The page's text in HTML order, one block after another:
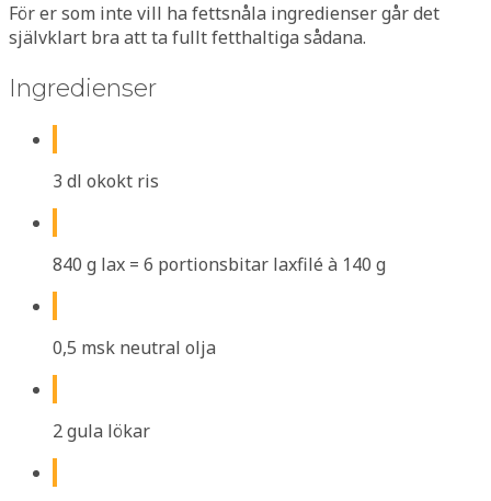
För er som inte vill ha fettsnåla ingredienser går det
självklart bra att ta fullt fetthaltiga sådana.
Ingredienser
3 dl okokt ris
840 g lax = 6 portionsbitar laxfilé à 140 g
0,5 msk neutral olja
2 gula lökar